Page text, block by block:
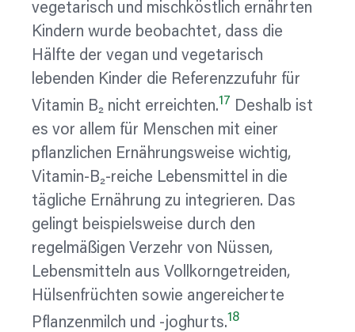
vegetarisch und mischköstlich ernährten
Kindern wurde beobachtet, dass die
Hälfte der vegan und vegetarisch
lebenden Kinder die Referenzzufuhr für
Vitamin B₂ nicht erreichten.17 Deshalb ist
es vor allem für Menschen mit einer
pflanzlichen Ernährungsweise wichtig,
Vitamin-B₂-reiche Lebensmittel in die
tägliche Ernährung zu integrieren. Das
gelingt beispielsweise durch den
regelmäßigen Verzehr von Nüssen,
Lebensmitteln aus Vollkorngetreiden,
Hülsenfrüchten sowie angereicherte
Pflanzenmilch und -joghurts.18